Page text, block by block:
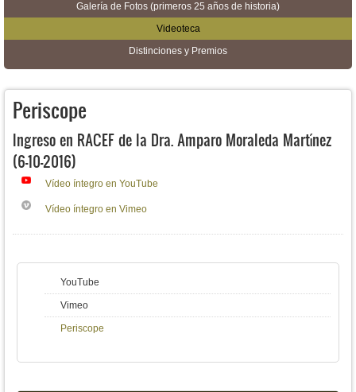
Galería de Fotos (primeros 25 años de historia)
Videoteca
Distinciones y Premios
Periscope
Ingreso en RACEF de la Dra. Amparo Moraleda Martínez
(6-10-2016)
Vídeo íntegro en YouTube
Vídeo íntegro en Vimeo
YouTube
Vimeo
Periscope